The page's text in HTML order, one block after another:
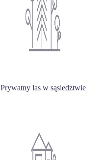
Prywatny las w sąsiedztwie